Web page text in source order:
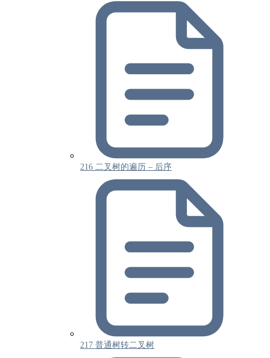
216 二叉树的遍历 – 后序
217 普通树转二叉树